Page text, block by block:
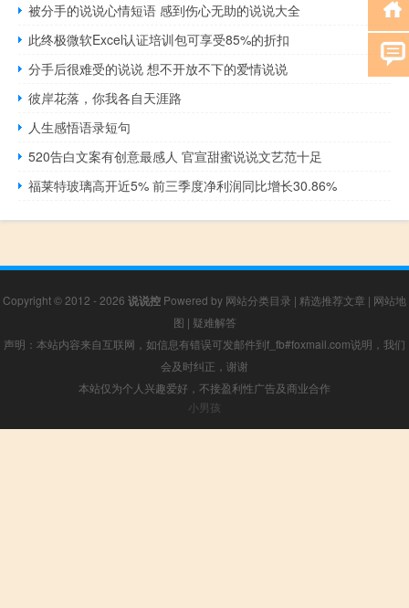
被分手的说说心情短语 感到伤心无助的说说大全
此终极微软Excel认证培训包可享受85%的折扣
分手后很难受的说说 想不开放不下的爱情说说
彼岸花落，你我各自天涯路
人生感悟语录短句
520告白文案有创意最感人 官宣甜蜜说说文艺范十足
福莱特玻璃高开近5% 前三季度净利润同比增长30.86%
Copyright © 2012 - 2026 说说控 Powered by 网站分类目录 | 精选推荐文章 | 网站地
图 | 疑难解答
声明：本站内容来自互联网，如信息有错误可发邮件到f_fb#foxmail.com说明，我们
会及时纠正，谢谢
本站仅为个人兴趣爱好，不接盈利性广告及商业合作
小男孩